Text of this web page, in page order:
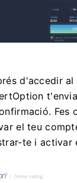
d'accedir
Fes
el teu
te i activar